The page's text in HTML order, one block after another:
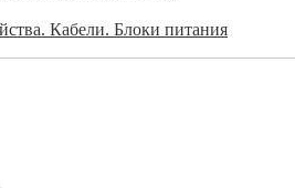
Кабели. Блоки питания